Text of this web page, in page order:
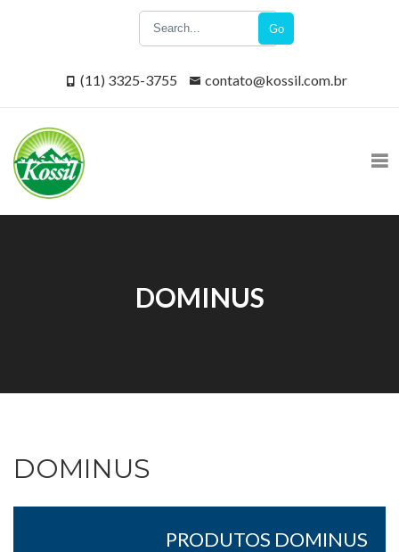
Go
(11) 3325-3755 contato@kossil.com.br
DOMINUS
DOMINUS
PRODUTOS DOMINUS